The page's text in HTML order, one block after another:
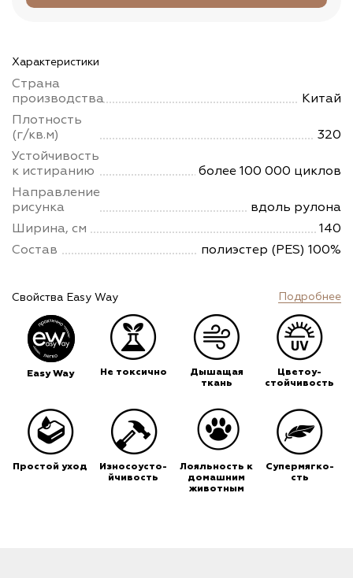
Характеристики
Страна
производства
Китай
Плотность
(г/кв.м)
320
Устойчивость
к истиранию
более 100 000 циклов
Направление
рисунка
вдоль рулона
Ширина, см
140
Состав
полиэстер (PES) 100%
Свойства Easy Way Подробнее
Easy Way Не токсично
Дышащая
ткань
Цветоу-
стойчивость
Простой уход
Износоусто-
йчивость
Лояльность к
домашним
животным
Супермягко-
сть